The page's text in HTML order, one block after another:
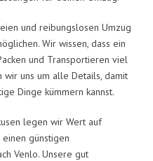
und reibungslosen Umzug
Wir wissen, dass ein
und Transportieren viel
uns um alle Details, damit
Dinge kümmern kannst.
legen wir Wert auf
günstigen
Venlo. Unsere gut